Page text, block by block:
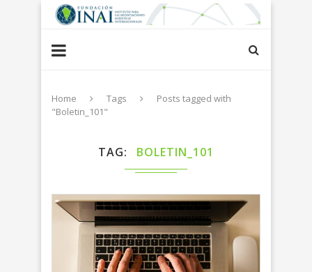
Home Tags
Posts tagged with
"Boletin_101"
TAG BOLETIN_101